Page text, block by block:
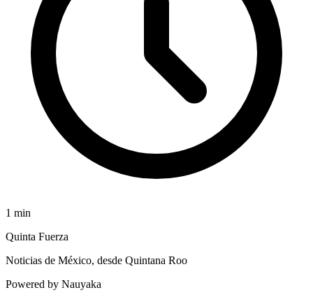
1 min
Quinta Fuerza
Noticias de México, desde Quintana Roo
Powered by Nauyaka